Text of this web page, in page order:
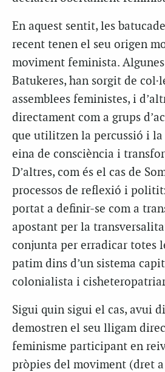
En aquest sentit, les
recent tenen el seu origen
moviment feminista.
Batukeres, han sorgit de
assemblees feministes, i
directament com a grups
que utilitzen la percussió i
eina de consciència i
D’altres, com és el cas de
processos de reflexió i
portat a definir-se com a
apostant per la
conjunta per erradicar totes
patim dins d’un sistema
colonialista i
Sigui quin sigui el cas, avui
demostren el seu lligam
feminisme participant en
pròpies del moviment (dret